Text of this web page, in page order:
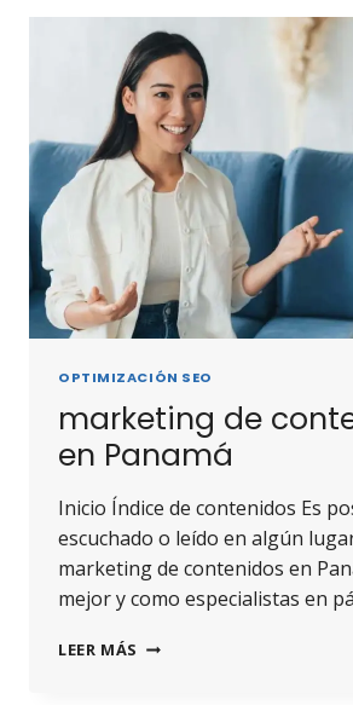
OPTIMIZACIÓN SEO
marketing de
en Panamá
Inicio Índice de contenidos Es
escuchado o leído en algún
marketing de contenidos en
mejor y como especialistas en
LEER MÁS